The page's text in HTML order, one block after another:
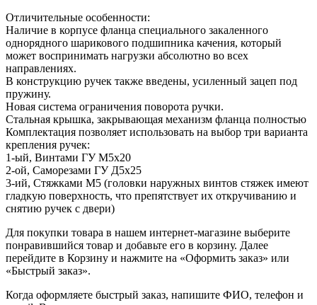
Отличительные особенности:
Наличие в корпусе фланца специального закаленного
однорядного шарикового подшипника качения, который
может воспринимать нагрузки абсолютно во всех
направлениях.
В конструкцию ручек также введены, усиленный зацеп под
пружину.
Новая система ограничения поворота ручки.
Стальная крышка, закрывающая механизм фланца полностью
Комплектация позволяет использовать на выбор три варианта
крепления ручек:
1-ый, Винтами ГУ М5х20
2-ой, Саморезами ГУ Д5х25
3-ий, Стяжками М5 (головки наружных винтов стяжек имеют
гладкую поверхность, что препятствует их откручиванию и
снятию ручек с двери)
Для покупки товара в нашем интернет-магазине выберите
понравившийся товар и добавьте его в корзину. Далее
перейдите в Корзину и нажмите на «Оформить заказ» или
«Быстрый заказ».
Когда оформляете быстрый заказ, напишите ФИО, телефон и